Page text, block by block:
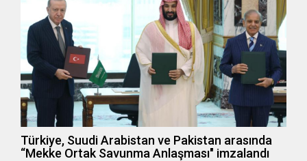
Türkiye, Suudi Arabistan ve Pakistan arasında
“Mekke Ortak Savunma Anlaşması" imzalandı